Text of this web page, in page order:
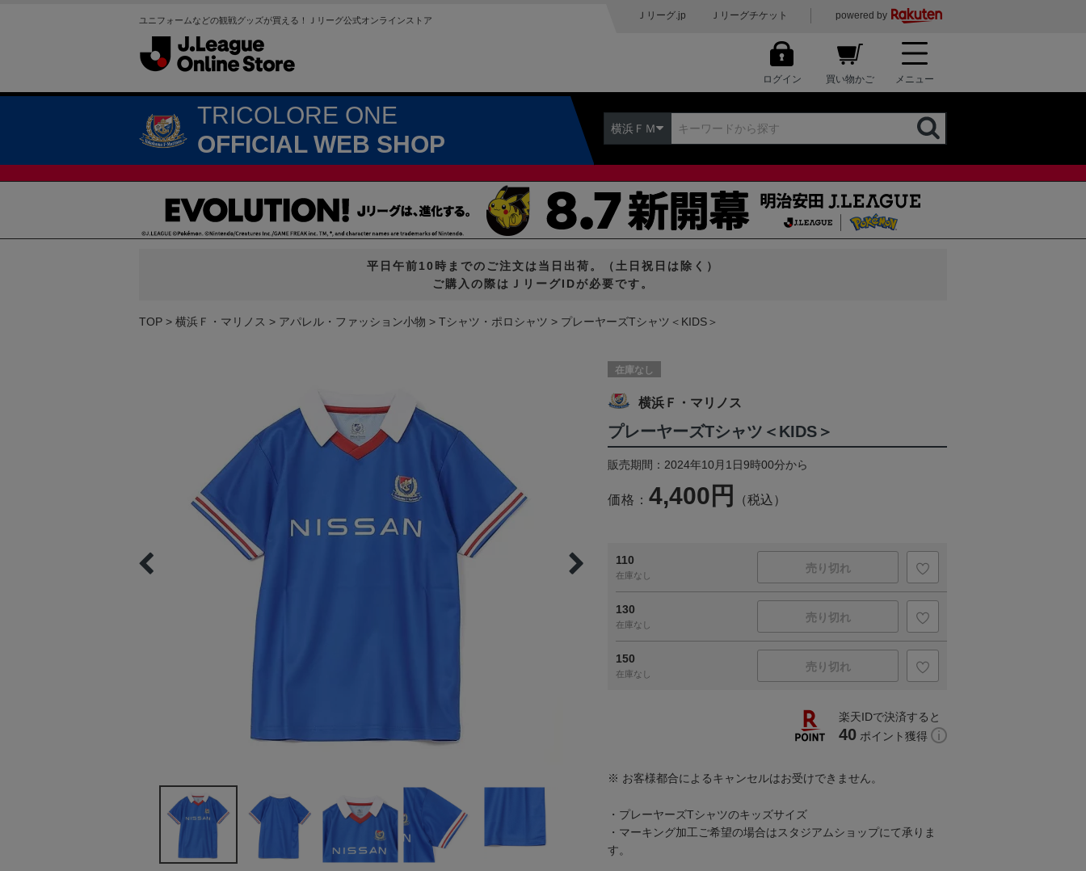
ユニフォームなどの観戦グッズが買える！Ｊリーグ公式オンラインストア Ｊリーグ.jp Ｊリーグチケット powered by
ログイン 買い物かご メニュー
TRICOLORE ONE
OFFICIAL WEB SHOP
横浜ＦＭ
平日午前10時までのご注文は当日出荷。（土日祝日は除く）
ご購入の際はＪリーグIDが必要です。
TOP 横浜Ｆ・マリノス アパレル・ファッション小物 Tシャツ・ポロシャツ プレーヤーズTシャツ＜KIDS＞
在庫なし
横浜Ｆ・マリノス
プレーヤーズTシャツ＜KIDS＞
販売期間：2024年10月1日9時00分から
価格： 4,400円 （税込）
110
在庫なし
売り切れ
130
在庫なし
売り切れ
150
在庫なし
売り切れ
楽天IDで決済すると
40 ポイント獲得
※ お客様都合によるキャンセルはお受けできません。
・プレーヤーズTシャツのキッズサイズ
・マーキング加工ご希望の場合はスタジアムショップにて承りま
す。